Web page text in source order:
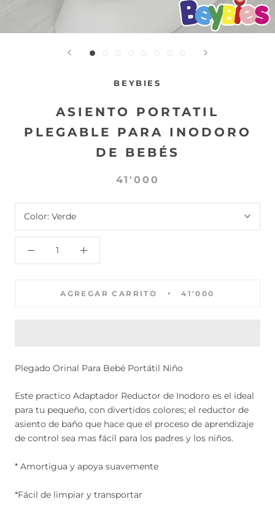
BEYBIES
ASIENTO PORTATIL
PLEGABLE PARA INODORO
DE BEBÉS
41'000
Color: Verde
AGREGAR CARRITO 41'000
Plegado Orinal Para Bebé Portátil Niño
Este practico Adaptador Reductor de Inodoro es el ideal
para tu pequeño, con divertidos colores; el reductor de
asiento de baño que hace que el proceso de aprendizaje
de control sea mas fácil para los padres y los niños.
* Amortigua y apoya suavemente
*Fácil de limpiar y transportar